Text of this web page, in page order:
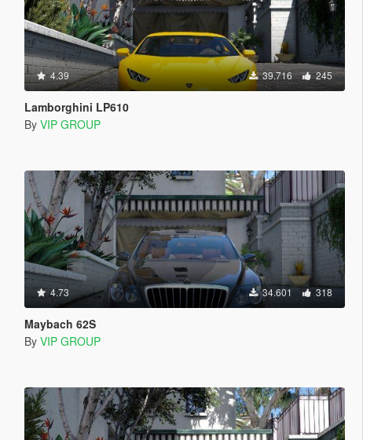
4.39 39.716 245
Lamborghini LP610
By VIP GROUP
4.73 34.601 318
Maybach 62S
By VIP GROUP